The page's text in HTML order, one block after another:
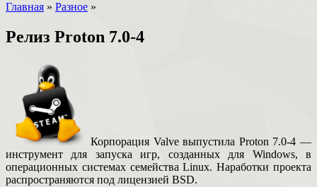
Главная » Разное »
Релиз Proton 7.0-4
Корпорация Valve выпустила Proton 7.0-4 —
инструмент для запуска игр, созданных для Windows, в
операционных системах семейства Linux. Наработки проекта
распространяются под лицензией BSD.